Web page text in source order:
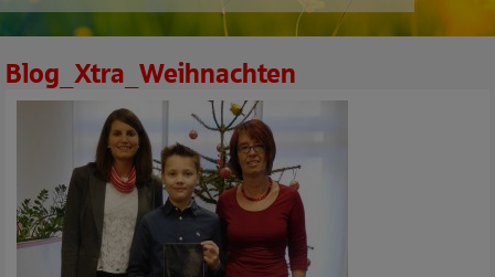
Blog_Xtra_Weihnachten